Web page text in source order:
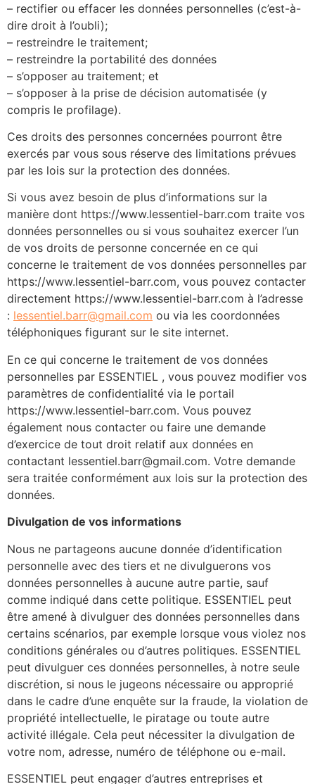
– rectifier ou effacer les données personnelles (c’est-à-
dire droit à l’oubli);
– restreindre le traitement;
– restreindre la portabilité des données
– s’opposer au traitement; et
– s’opposer à la prise de décision automatisée (y
compris le profilage).
Ces droits des personnes concernées pourront être
exercés par vous sous réserve des limitations prévues
par les lois sur la protection des données.
Si vous avez besoin de plus d’informations sur la
manière dont https://www.lessentiel-barr.com traite vos
données personnelles ou si vous souhaitez exercer l’un
de vos droits de personne concernée en ce qui
concerne le traitement de vos données personnelles par
https://www.lessentiel-barr.com, vous pouvez contacter
directement https://www.lessentiel-barr.com à l’adresse
: lessentiel.barr@gmail.com ou via les coordonnées
téléphoniques figurant sur le site internet.
En ce qui concerne le traitement de vos données
personnelles par ESSENTIEL , vous pouvez modifier vos
paramètres de confidentialité via le portail
https://www.lessentiel-barr.com. Vous pouvez
également nous contacter ou faire une demande
d’exercice de tout droit relatif aux données en
contactant lessentiel.barr@gmail.com. Votre demande
sera traitée conformément aux lois sur la protection des
données.
Divulgation de vos informations
Nous ne partageons aucune donnée d’identification
personnelle avec des tiers et ne divulguerons vos
données personnelles à aucune autre partie, sauf
comme indiqué dans cette politique. ESSENTIEL peut
être amené à divulguer des données personnelles dans
certains scénarios, par exemple lorsque vous violez nos
conditions générales ou d’autres politiques. ESSENTIEL
peut divulguer ces données personnelles, à notre seule
discrétion, si nous le jugeons nécessaire ou approprié
dans le cadre d’une enquête sur la fraude, la violation de
propriété intellectuelle, le piratage ou toute autre
activité illégale. Cela peut nécessiter la divulgation de
votre nom, adresse, numéro de téléphone ou e-mail.
ESSENTIEL peut engager d’autres entreprises et